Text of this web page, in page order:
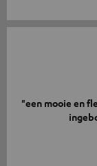
"een mooie en